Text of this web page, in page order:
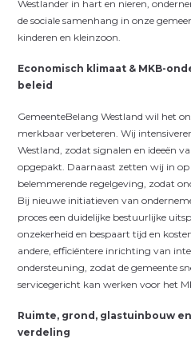
Westlander in hart en nieren,
de sociale samenhang in onze
kinderen en kleinzoon.
Economisch klimaat & MKB-
beleid
GemeenteBelang Westland wil het
merkbaar verbeteren. Wij
Westland, zodat signalen en ideeën
opgepakt. Daarnaast zetten wij in
belemmerende regelgeving, zodat
Bij nieuwe initiatieven van
proces een duidelijke bestuurlijke
onzekerheid en bespaart tijd en
andere, efficiëntere inrichting van
ondersteuning, zodat de gemeente
servicegericht kan werken voor het
Ruimte, grond, glastuinbouw
verdeling